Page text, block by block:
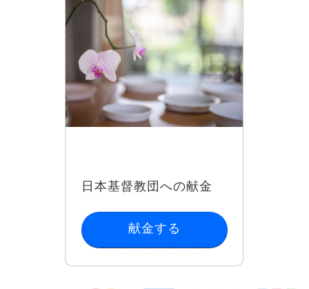
日本基督教団への献金
献金する